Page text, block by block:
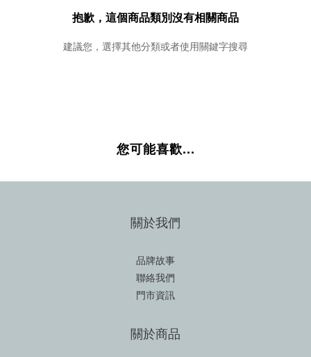
抱歉，這個商品類別沒有相關商品
建議您，選擇其他分類或者使用關鍵字搜尋
您可能喜歡...
關於我們
品牌故事
聯絡我們
門市資訊
關於商品